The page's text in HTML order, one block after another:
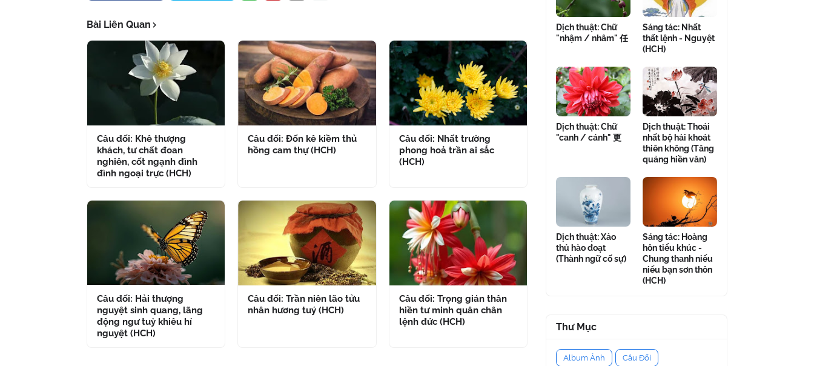
Bài Liên Quan
Câu đối: Khê thượng
khách, tư chất đoan
nghiên, cốt ngạnh đình
đình ngoại trực (HCH)
Câu đối: Đốn kê kiềm thủ
hồng cam thự (HCH)
Câu đối: Nhất trường
phong hoả trần ai sắc
(HCH)
Câu đối: Hải thượng
nguyệt sinh quang, lãng
động ngư tuỳ khiêu hí
nguyệt (HCH)
Câu đối: Trần niên lão tửu
nhân hương tuý (HCH)
Câu đối: Trọng gián thân
hiền tư minh quân chân
lệnh đức (HCH)
Dịch thuật: Chữ
"nhậm / nhâm" 任
Sáng tác: Nhất
thất lệnh - Nguyệt
(HCH)
Dịch thuật: Chữ
"canh / cánh" 更
Dịch thuật: Thoái
nhất bộ hải khoát
thiên không (Tăng
quảng hiền văn)
Dịch thuật: Xảo
thủ hào đoạt
(Thành ngữ cố sự)
Sáng tác: Hoàng
hôn tiểu khúc -
Chung thanh niểu
niểu bạn sơn thôn
(HCH)
Thư Mục
Album Ảnh Câu Đối